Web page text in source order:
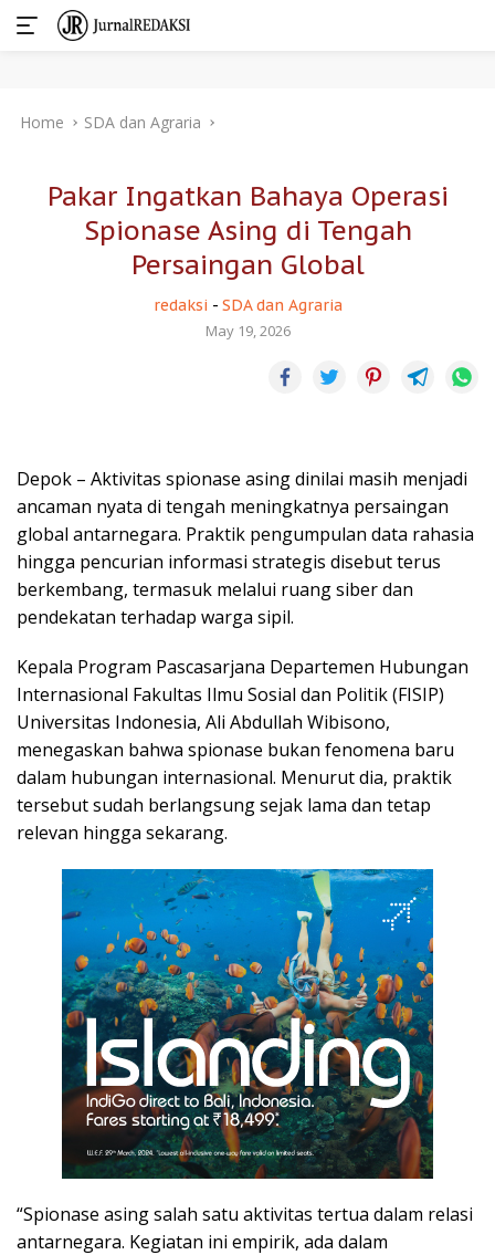
Home SDA dan Agraria
Pakar Ingatkan Bahaya Operasi
Spionase Asing di Tengah
Persaingan Global
redaksi - SDA dan Agraria
May 19, 2026
Depok – Aktivitas spionase asing dinilai masih menjadi
ancaman nyata di tengah meningkatnya persaingan
global antarnegara. Praktik pengumpulan data rahasia
hingga pencurian informasi strategis disebut terus
berkembang, termasuk melalui ruang siber dan
pendekatan terhadap warga sipil.
Kepala Program Pascasarjana Departemen Hubungan
Internasional Fakultas Ilmu Sosial dan Politik (FISIP)
Universitas Indonesia, Ali Abdullah Wibisono,
menegaskan bahwa spionase bukan fenomena baru
dalam hubungan internasional. Menurut dia, praktik
tersebut sudah berlangsung sejak lama dan tetap
relevan hingga sekarang.
“Spionase asing salah satu aktivitas tertua dalam relasi
antarnegara. Kegiatan ini empirik, ada dalam